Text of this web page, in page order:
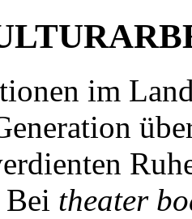
im
Bei theater